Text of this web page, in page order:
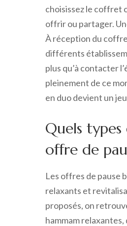
choisissez le coffret
offrir ou partager.
À réception du
différents
plus qu’à contacter
pleinement de ce
en duo devient un
Quels
offre de
Les offres de pause
relaxants et
proposés, on
hammam